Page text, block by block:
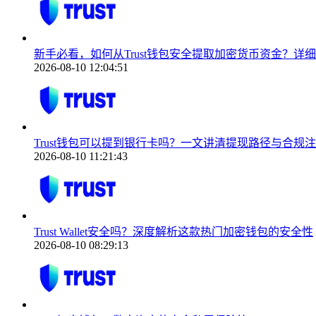
新手必看，如何从Trust钱包安全提取加密货币资金？详
2026-08-10 12:04:51
Trust钱包可以提到银行卡吗？一文讲清提现路径与合规
2026-08-10 11:21:43
Trust Wallet安全吗？深度解析这款热门加密钱包的安全性
2026-08-10 08:29:13